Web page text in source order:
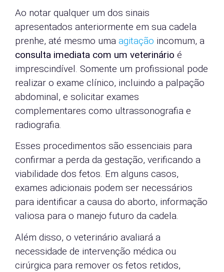
Ao notar qualquer um dos sinais
apresentados anteriormente em sua cadela
prenhe, até mesmo uma agitação incomum, a
consulta imediata com um veterinário é
imprescindível. Somente um profissional pode
realizar o exame clínico, incluindo a palpação
abdominal, e solicitar exames
complementares como ultrassonografia e
radiografia.
Esses procedimentos são essenciais para
confirmar a perda da gestação, verificando a
viabilidade dos fetos. Em alguns casos,
exames adicionais podem ser necessários
para identificar a causa do aborto, informação
valiosa para o manejo futuro da cadela.
Além disso, o veterinário avaliará a
necessidade de intervenção médica ou
cirúrgica para remover os fetos retidos,